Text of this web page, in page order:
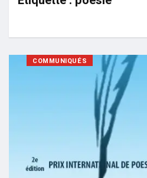
COMMUNIQUÉS